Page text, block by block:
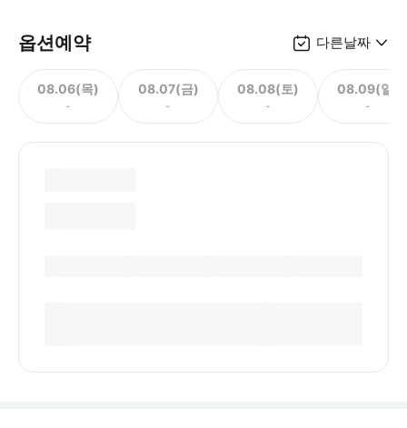
옵션예약 다른날짜
08.06(목)
-
08.07(금)
-
08.08(토)
-
08.09(일)
-